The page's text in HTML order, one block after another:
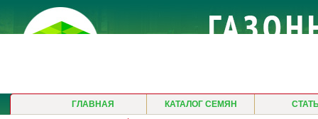
ГЛАВНАЯ КАТАЛОГ СЕМЯН